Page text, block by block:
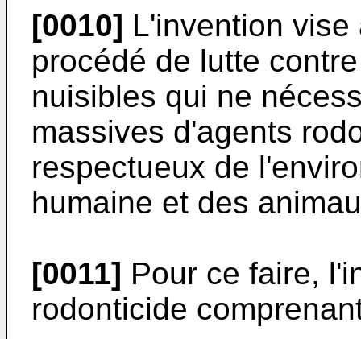
[0010] L'invention
procédé de lutte
nuisibles qui ne
massives d'agents
respectueux de
humaine et des
[0011] Pour ce faire,
rodonticide